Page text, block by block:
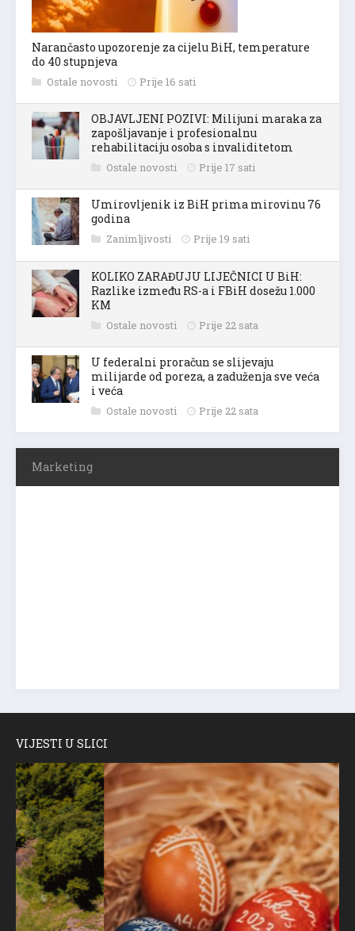
Narančasto upozorenje za cijelu BiH, temperature
do 40 stupnjeva
Ostale novosti Prije 16 sati
OBJAVLJENI POZIVI: Milijuni maraka za
zapošljavanje i profesionalnu
rehabilitaciju osoba s invaliditetom
Ostale novosti Prije 17 sati
Umirovljenik iz BiH prima mirovinu 76
godina
Zanimljivosti Prije 19 sati
KOLIKO ZARAĐUJU LIJEČNICI U BiH:
Razlike između RS-a i FBiH dosežu 1.000
KM
Ostale novosti Prije 22 sata
U federalni proračun se slijevaju
milijarde od poreza, a zaduženja sve veća
i veća
Ostale novosti Prije 22 sata
Marketing
VIJESTI U SLICI